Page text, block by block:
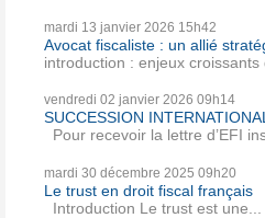
mardi 13 janvier 2026 15h42
Avocat fiscaliste : un allié
introduction : enjeux croissants
vendredi 02 janvier 2026 09h14
SUCCESSION
Pour recevoir la lettre d’EFI
mardi 30 décembre 2025 09h20
Le trust en droit fiscal français
Introduction Le trust est une...